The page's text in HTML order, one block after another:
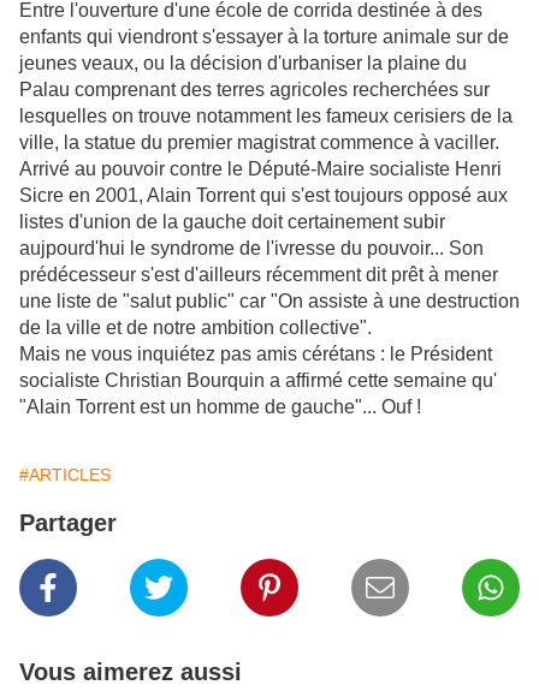
Entre l'ouverture d'une école de corrida destinée à des
enfants qui viendront s'essayer à la torture animale sur de
jeunes veaux, ou la décision d'urbaniser la plaine du
Palau comprenant des terres agricoles recherchées sur
lesquelles on trouve notamment les fameux cerisiers de la
ville, la statue du premier magistrat commence à vaciller.
Arrivé au pouvoir contre le Député-Maire socialiste Henri
Sicre en 2001, Alain Torrent qui s'est toujours opposé aux
listes d'union de la gauche doit certainement subir
aujpourd'hui le syndrome de l'ivresse du pouvoir... Son
prédécesseur s'est d'ailleurs récemment dit prêt à mener
une liste de "salut public" car "On assiste à une destruction
de la ville et de notre ambition collective".
Mais ne vous inquiétez pas amis cérétans : le Président
socialiste Christian Bourquin a affirmé cette semaine qu'
"Alain Torrent est un homme de gauche"... Ouf !
#ARTICLES
Partager
Vous aimerez aussi